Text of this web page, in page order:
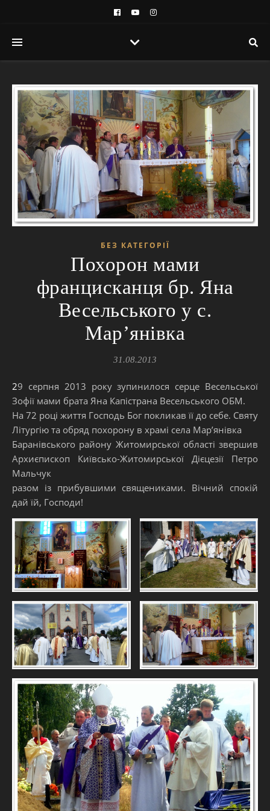
БЕЗ КАТЕГОРІЇ
Похорон мами
францисканця бр. Яна
Весельського у с.
Мар’янівка
31.08.2013
29 серпня 2013 року зупинилося серце Весельської
Зофії мами брата Яна Капістрана Весельського ОБМ.
На 72 році життя Господь Бог покликав її до себе. Святу
Літургію та обряд похорону в храмі села Мар’янівка
Баранівського району Житомирської області звершив
Архиєпископ Київсько-Житомирської Дієцезії Петро
Мальчук
разом із прибувшими священиками. Вічний спокій
дай їй, Господи!